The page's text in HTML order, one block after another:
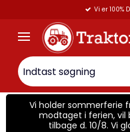
Vi er 100%
Vi holder sommerferie
modtaget i ferien, vil
tilbage d. 10/8. Vi